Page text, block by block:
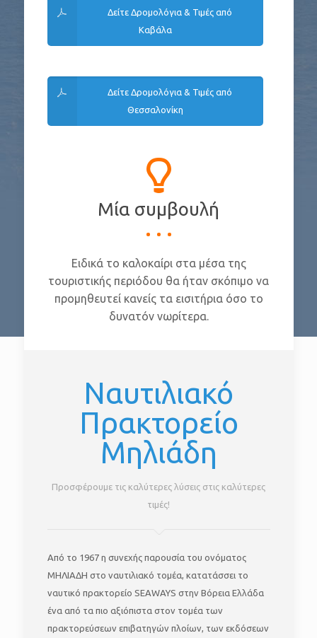
Δείτε Δρομολόγια & Τιμές από
Καβάλα
Δείτε Δρομολόγια & Τιμές από
Θεσσαλονίκη
Μία συμβουλή
Ειδικά το καλοκαίρι στα μέσα της
τουριστικής περιόδου θα ήταν σκόπιμο να
προμηθευτεί κανείς τα εισιτήρια όσο το
δυνατόν νωρίτερα.
Ναυτιλιακό
Πρακτορείο
Μηλιάδη
Προσφέρουμε τις καλύτερες λύσεις στις καλύτερες
τιμές!
Από το 1967 η συνεχής παρουσία του ονόματος
ΜΗΛΙΑΔΗ στο ναυτιλιακό τομέα, κατατάσσει το
ναυτικό πρακτορείο SEAWAYS στην Βόρεια Ελλάδα
ένα από τα πιο αξιόπιστα στον τομέα των
πρακτορεύσεων επιβατηγών πλοίων, των εκδόσεων